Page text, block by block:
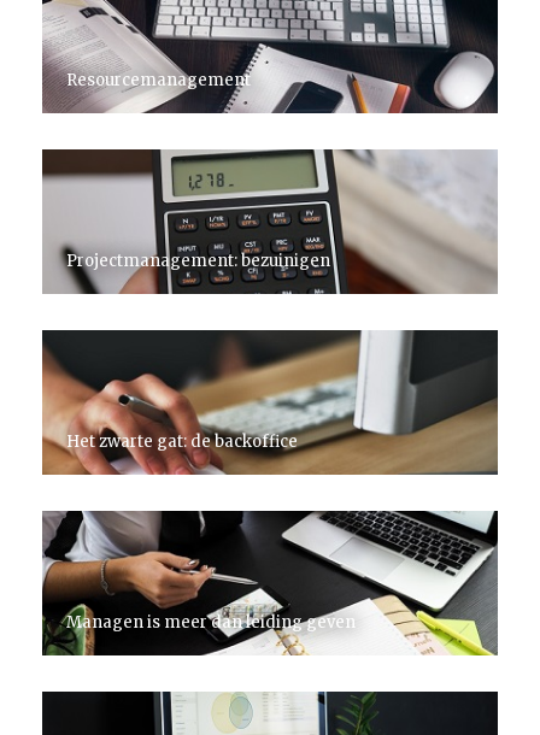
Resourcemanagement
Projectmanagement: bezuinigen
Het zwarte gat: de backoffice
Managen is meer dan leiding geven